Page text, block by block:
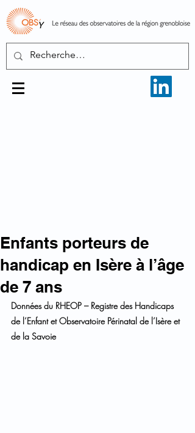
Enfants porteurs de
handicap en Isère à l’âge
de 7 ans
Données du RHEOP – Registre des Handicaps
de l’Enfant et Observatoire Périnatal de l’Isère et
de la Savoie